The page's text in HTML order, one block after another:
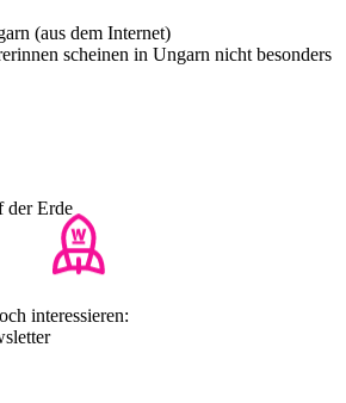
(aus dem Internet)
scheinen in Ungarn nicht besonders
der Erde
interessieren: